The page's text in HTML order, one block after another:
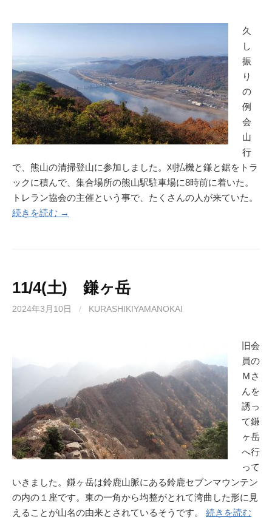
久
し
振
り
の
例
会
山
行
で、熊山の清掃登山に参加しました。刈払機と鎌と鋸をトラ
ックに積んで、集合場所の熊山駅駐車場に8時前に着いた。
トレラン協会の主催という事で、たくさんの人が来ていた。
続きを読む →
11/4(土) 鎌ヶ岳
2024年3月10日 / KURASHIKIYAMANOKAI
旧会
員の
Ｍさ
んを
誘っ
て鎌
ヶ岳
へ行
って
いきました。鎌ヶ岳は鈴鹿山脈にある鈴鹿セブンマウンテン
の内の１座です。東の一角から均整がとれて湾曲した形に見
えることが山名の由来とされているそうです。 続きを読む